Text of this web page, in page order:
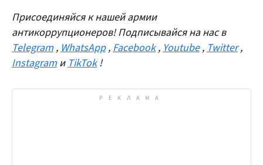
Присоединяйся к нашей армии
антикоррупционеров! Подписывайся на нас в
Telegram , WhatsApp , Facebook , Youtube , Twitter ,
Instagram и TikTok !